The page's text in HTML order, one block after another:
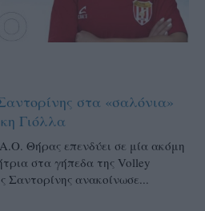
στα «σαλόνια»
Γιόλλα
Θήρας επενδύει σε μία ακόμη
στα γήπεδα της Volley
Σαντορίνης ανακοίνωσε...